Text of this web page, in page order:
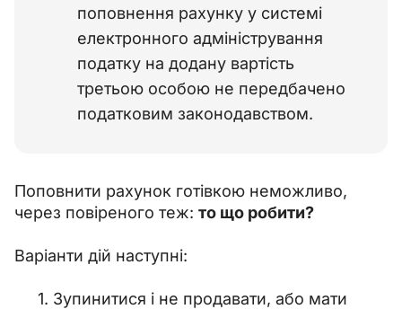
поповнення рахунку у системі
електронного адміністрування
податку на додану вартість
третьою особою не передбачено
податковим законодавством.
Поповнити рахунок готівкою неможливо,
через повіреного теж: то що робити?
Варіанти дій наступні:
Зупинитися і не продавати, або мати